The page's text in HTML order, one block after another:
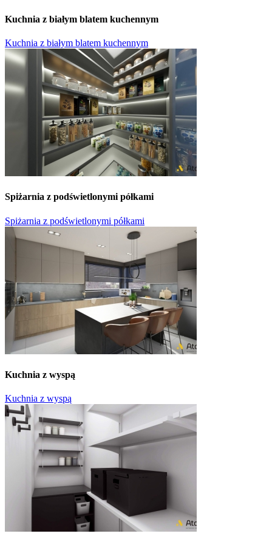
Kuchnia z białym blatem kuchennym
Kuchnia z białym blatem kuchennym
Spiżarnia z podświetlonymi półkami
Spiżarnia z podświetlonymi półkami
Kuchnia z wyspą
Kuchnia z wyspą